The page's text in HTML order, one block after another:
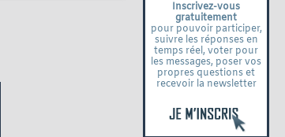
Inscrivez-vous
gratuitement
pour pouvoir participer,
suivre les réponses en
temps réel, voter pour
les messages, poser vos
propres questions et
recevoir la newsletter